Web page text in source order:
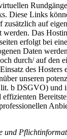
Diese Links
zusätzlich auf
werden. Das
erfolgt bei
Daten
durch/ auf den
des
unseren
b DSGVO) und
effizienten
und